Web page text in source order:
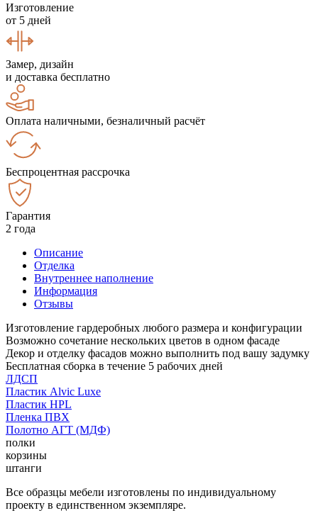
Изготовление
от 5 дней
Замер, дизайн
и доставка бесплатно
Оплата наличными, безналичный расчёт
Беспроцентная рассрочка
Гарантия
2 года
Описание
Отделка
Внутреннее наполнение
Информация
Отзывы
Изготовление гардеробных любого размера и конфигурации
Возможно сочетание нескольких цветов в одном фасаде
Декор и отделку фасадов можно выполнить под вашу задумку
Бесплатная сборка в течение 5 рабочих дней
ЛДСП
Пластик Alvic Luxe
Пластик HPL
Пленка ПВХ
Полотно АГТ (МДФ)
полки
корзины
штанги
Все образцы мебели изготовлены по индивидуальному
проекту в единственном экземпляре.